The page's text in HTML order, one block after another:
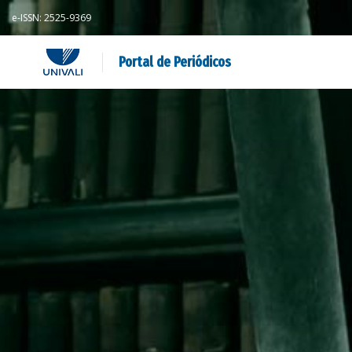
e-ISSN: 2525-9369
Portal de Periódicos